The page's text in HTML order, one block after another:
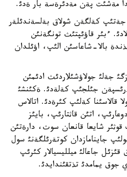
مةشئت پةن مةدئرةسة بار ةدئ.
جةتئپ كةلگةن شولاق بةلسةندئلةر
ءبئر قاؤئپتئث تونگةنئن
بالا-شاعاسئن الئپ، اؤئلدان
جةلئ جولاؤشئلاردئث ادئمئن
جئلجئپ كةلةدئ. ةكئنشئ
قالاسئنا كةلئپ كئرةدئ. اتالاس
اتئن قاثتارئپ، بايئز
شايعا قانعان سوث، دارةتئن
جاينامازدان كوتةرئلگةنئ سول
جاعالئ ميلليسيالار كئرئپ
يمامدئ تذتقئندايدئ.